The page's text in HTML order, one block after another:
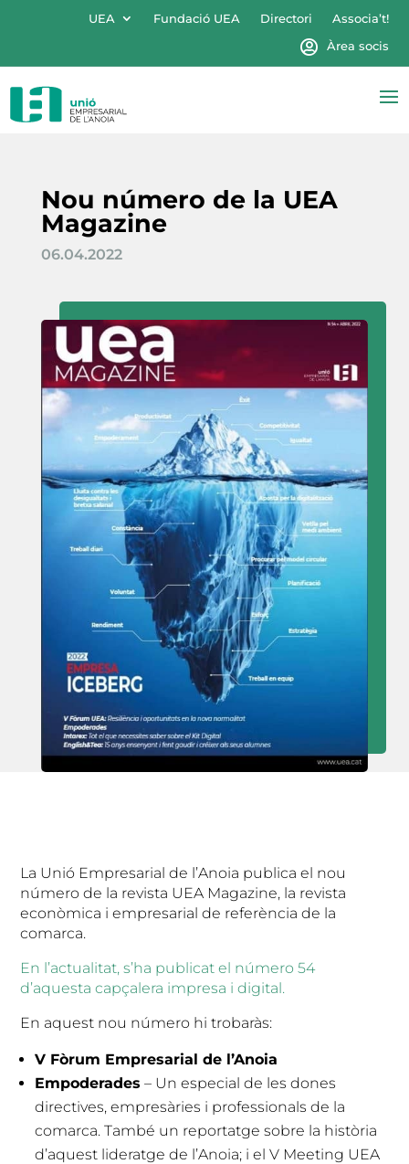
UEA Fundació UEA Directori
Associa’t!
Àrea socis
Nou número de la UEA
Magazine
06.04.2022
La Unió Empresarial de l’Anoia publica el nou
número de la revista UEA Magazine, la revista
econòmica i empresarial de referència de la
comarca.
En l’actualitat, s’ha publicat el número 54
d’aquesta capçalera impresa i digital.
En aquest nou número hi trobaràs:
V Fòrum Empresarial de l’Anoia
Empoderades – Un especial de les dones
directives, empresàries i professionals de la
comarca. També un reportatge sobre la història
d’aquest lideratge de l’Anoia; i el V Meeting UEA